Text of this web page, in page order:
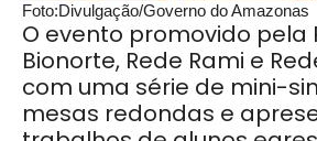
Foto:Divulgação/Governo do Amazonas
O evento promovido pela
Bionorte, Rede Rami e
com uma série de mini-
mesas redondas e